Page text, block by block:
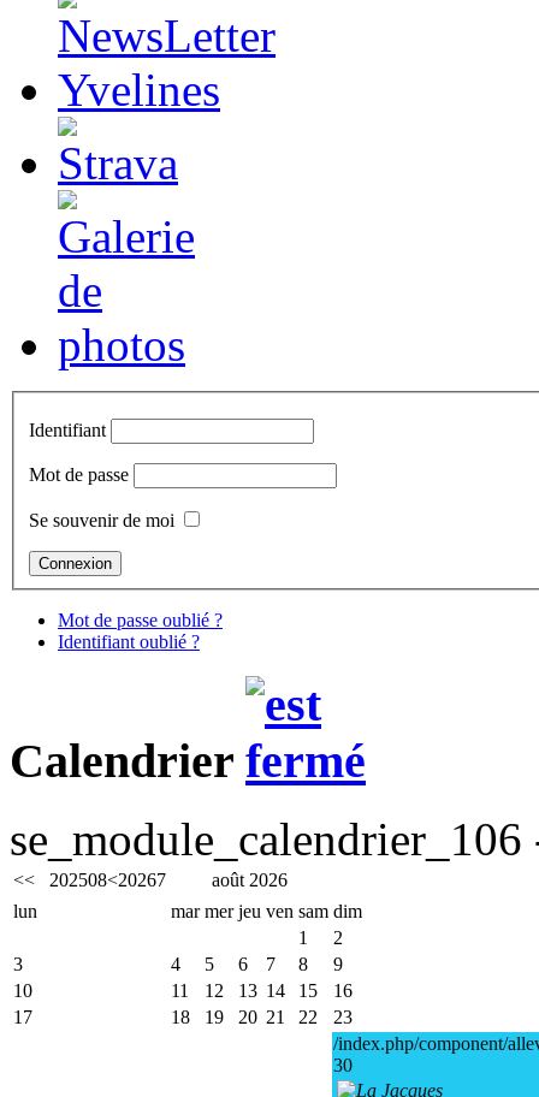
Identifiant
Mot de passe
Se souvenir de moi
Mot de passe oublié ?
Identifiant oublié ?
Calendrier
<< 202508<20267
août 2026
lun
mar mer jeu ven sam dim
1
2
3
4 5 6 7 8
9
10
11 12 13 14 15
16
17
18 19 20 21 22
23
/index.php/component/
30